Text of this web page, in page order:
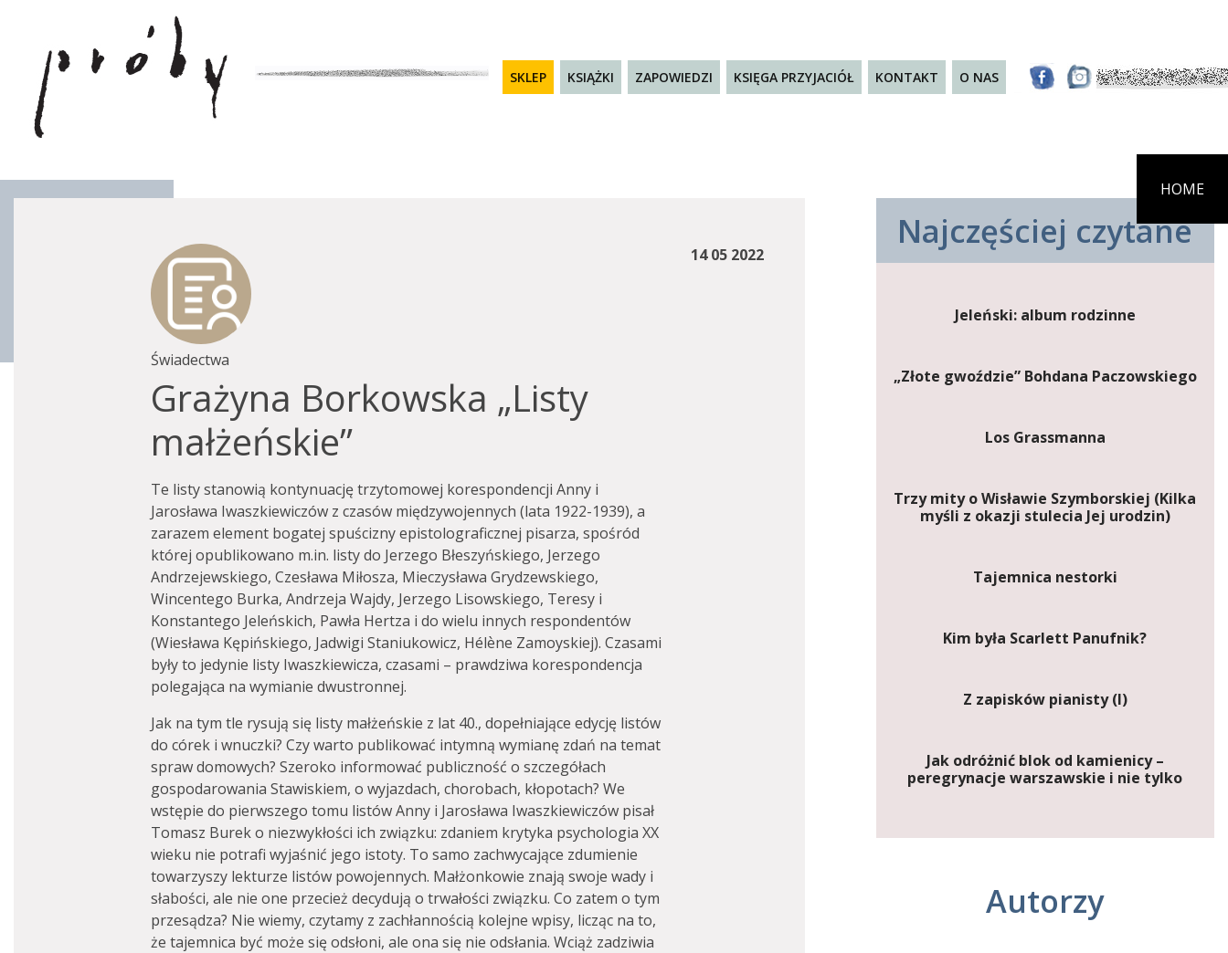
SKLEP KSIĄŻKI ZAPOWIEDZI KSIĘGA PRZYJACIÓŁ KONTAKT O NAS
HOME
14 05 2022
Świadectwa
Grażyna Borkowska „Listy
małżeńskie”
Te listy stanowią kontynuację trzytomowej korespondencji Anny i
Jarosława Iwaszkiewiczów z czasów międzywojennych (lata 1922-1939), a
zarazem element bogatej spuścizny epistolograficznej pisarza, spośród
której opublikowano m.in. listy do Jerzego Błeszyńskiego, Jerzego
Andrzejewskiego, Czesława Miłosza, Mieczysława Grydzewskiego,
Wincentego Burka, Andrzeja Wajdy, Jerzego Lisowskiego, Teresy i
Konstantego Jeleńskich, Pawła Hertza i do wielu innych respondentów
(Wiesława Kępińskiego, Jadwigi Staniukowicz, Hélѐne Zamoyskiej). Czasami
były to jedynie listy Iwaszkiewicza, czasami – prawdziwa korespondencja
polegająca na wymianie dwustronnej.
Jak na tym tle rysują się listy małżeńskie z lat 40., dopełniające edycję listów
do córek i wnuczki? Czy warto publikować intymną wymianę zdań na temat
spraw domowych? Szeroko informować publiczność o szczegółach
gospodarowania Stawiskiem, o wyjazdach, chorobach, kłopotach? We
wstępie do pierwszego tomu listów Anny i Jarosława Iwaszkiewiczów pisał
Tomasz Burek o niezwykłości ich związku: zdaniem krytyka psychologia XX
wieku nie potrafi wyjaśnić jego istoty. To samo zachwycające zdumienie
towarzyszy lekturze listów powojennych. Małżonkowie znają swoje wady i
słabości, ale nie one przecież decydują o trwałości związku. Co zatem o tym
przesądza? Nie wiemy, czytamy z zachłannością kolejne wpisy, licząc na to,
że tajemnica być może się odsłoni, ale ona się nie odsłania. Wciąż zadziwia
Najczęściej czytane
Jeleński: album rodzinne
„Złote gwoździe” Bohdana Paczowskiego
Los Grassmanna
Trzy mity o Wisławie Szymborskiej (Kilka
myśli z okazji stulecia Jej urodzin)
Tajemnica nestorki
Kim była Scarlett Panufnik?
Z zapisków pianisty (I)
Jak odróżnić blok od kamienicy –
peregrynacje warszawskie i nie tylko
Autorzy